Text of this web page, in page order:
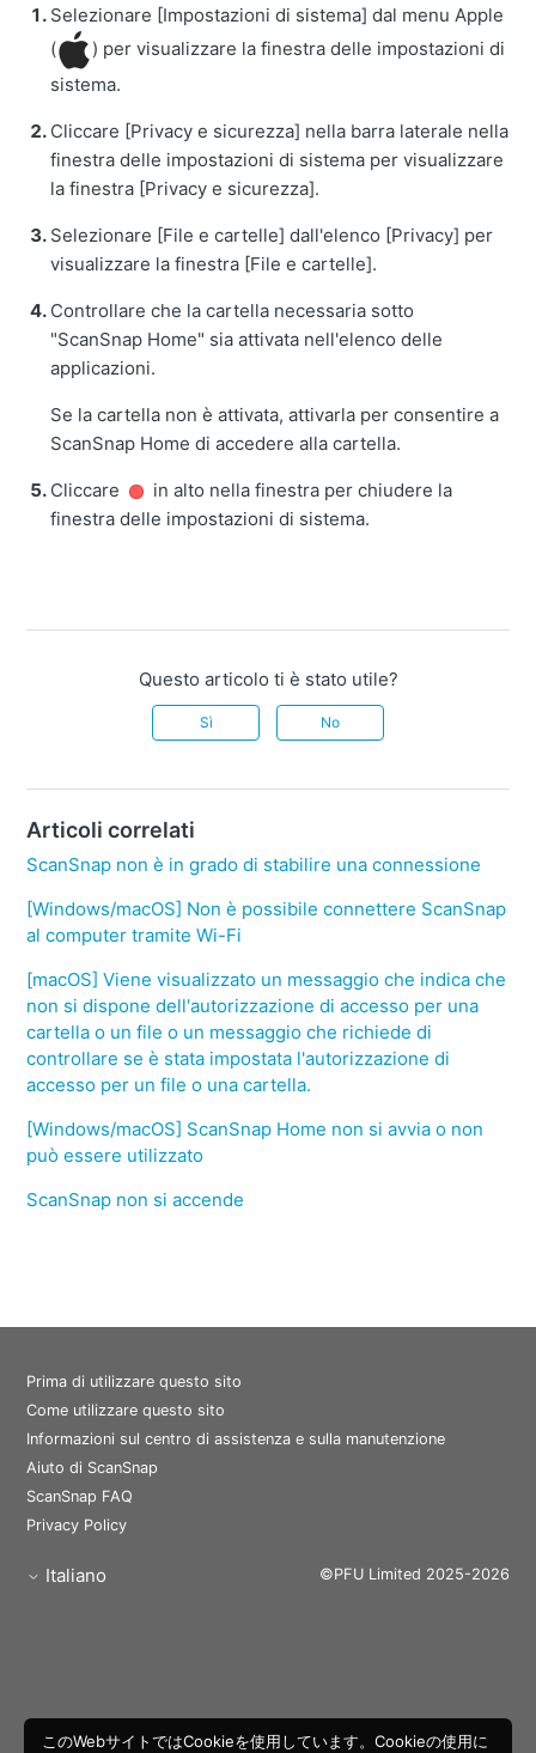
Selezionare [Impostazioni di sistema] dal menu Apple
(
) per visualizzare la finestra delle impostazioni di
sistema.
Cliccare [Privacy e sicurezza] nella barra laterale nella
finestra delle impostazioni di sistema per visualizzare
la finestra [Privacy e sicurezza].
Selezionare [File e cartelle] dall'elenco [Privacy] per
visualizzare la finestra [File e cartelle].
Controllare che la cartella necessaria sotto
"ScanSnap Home" sia attivata nell'elenco delle
applicazioni.
Se la cartella non è attivata, attivarla per consentire a
ScanSnap Home di accedere alla cartella.
Cliccare
in alto nella finestra per chiudere la
finestra delle impostazioni di sistema.
Questo articolo ti è stato utile?
Sì No
Articoli correlati
ScanSnap non è in grado di stabilire una connessione
[Windows/macOS] Non è possibile connettere ScanSnap
al computer tramite Wi-Fi
[macOS] Viene visualizzato un messaggio che indica che
non si dispone dell'autorizzazione di accesso per una
cartella o un file o un messaggio che richiede di
controllare se è stata impostata l'autorizzazione di
accesso per un file o una cartella.
[Windows/macOS] ScanSnap Home non si avvia o non
può essere utilizzato
ScanSnap non si accende
Prima di utilizzare questo sito
Come utilizzare questo sito
Informazioni sul centro di assistenza e sulla manutenzione
Aiuto di ScanSnap
ScanSnap FAQ
Privacy Policy
Italiano ©PFU Limited 2025-2026
このWebサイトではCookieを使用しています。Cookieの使用に